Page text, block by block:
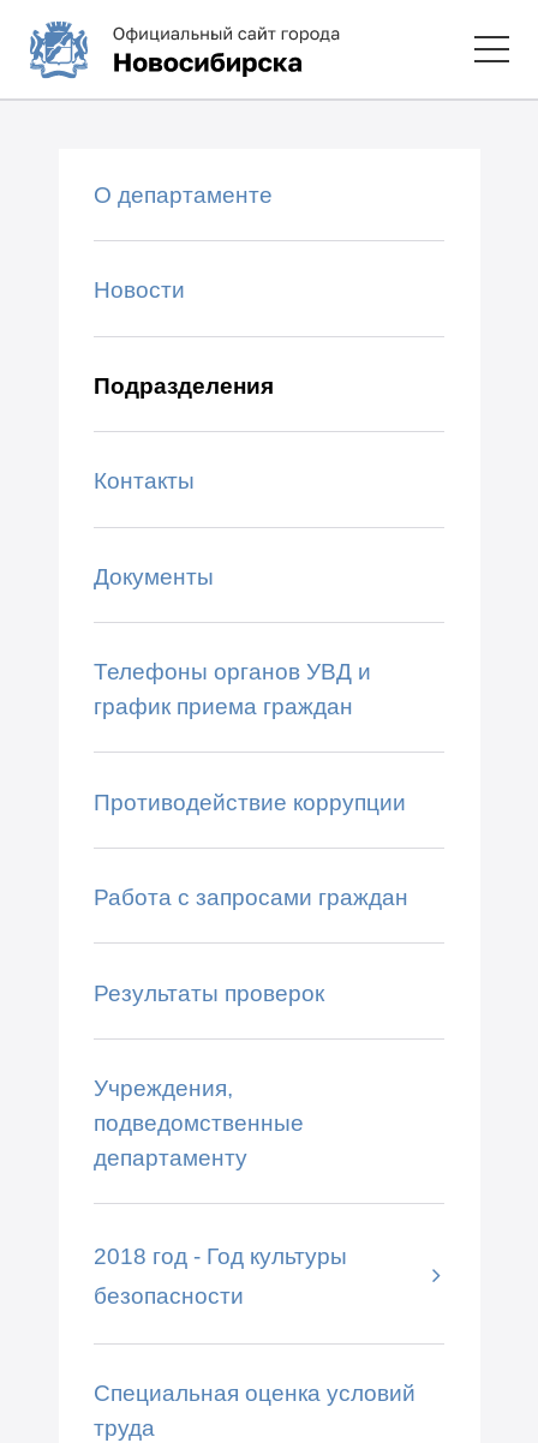
О департаменте
Новости
Подразделения
Контакты
Документы
Телефоны органов УВД и
график приема граждан
Противодействие коррупции
Работа с запросами граждан
Результаты проверок
Учреждения,
подведомственные
департаменту
2018 год - Год культуры
безопасности
Специальная оценка условий
труда